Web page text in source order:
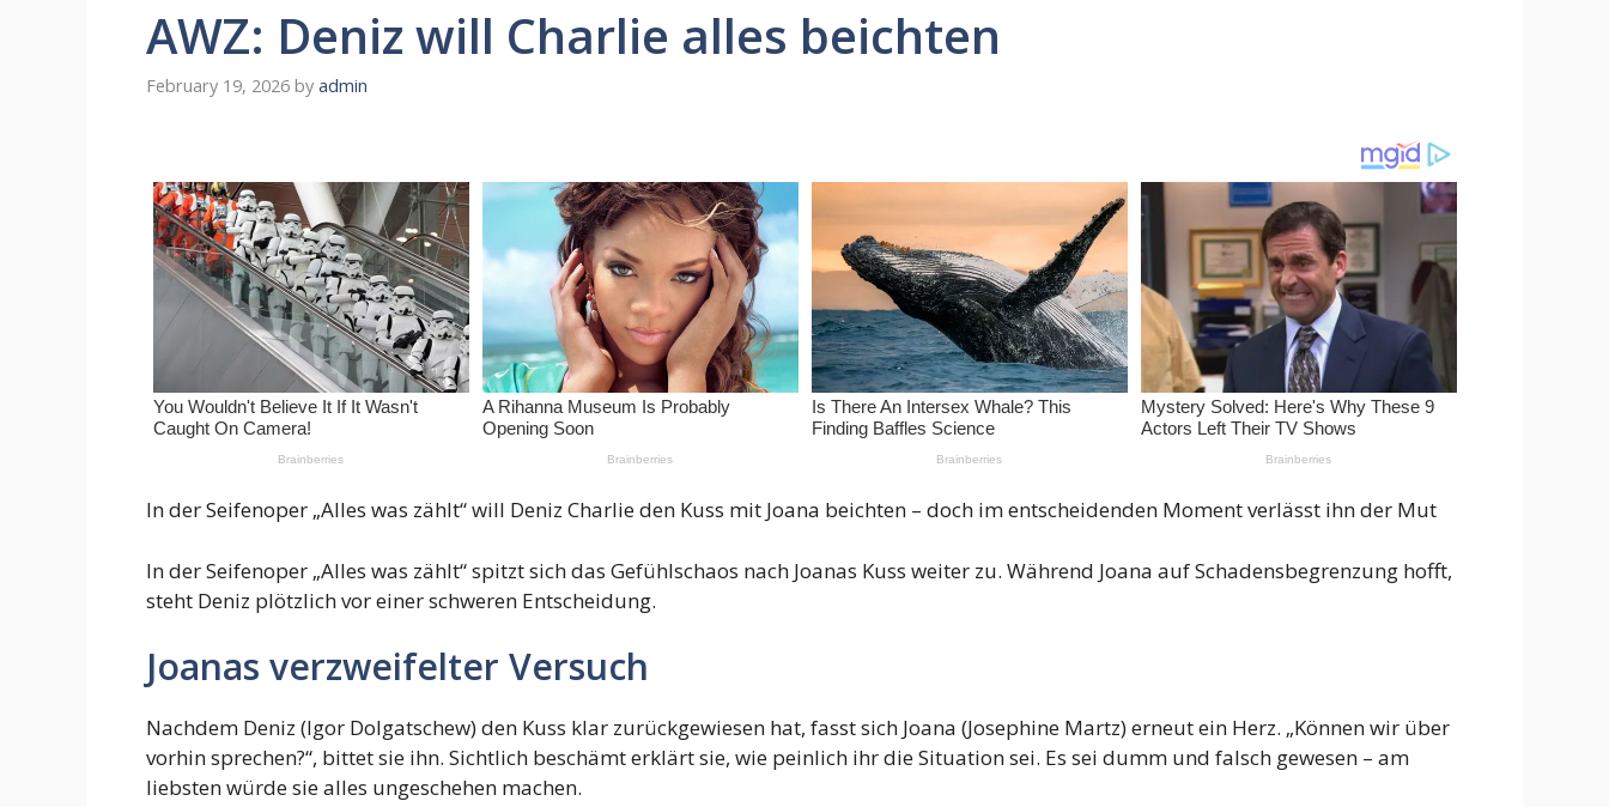
AWZ: Deniz will Charlie alles beichten
February 19, 2026 by admin
In der Seifenoper „Alles was zählt“ will Deniz Charlie den Kuss mit Joana beichten – doch im entscheidenden Moment verlässt ihn der Mut
In der Seifenoper „Alles was zählt“ spitzt sich das Gefühlschaos nach Joanas Kuss weiter zu. Während Joana auf Schadensbegrenzung hofft,
steht Deniz plötzlich vor einer schweren Entscheidung.
Joanas verzweifelter Versuch
Nachdem Deniz (Igor Dolgatschew) den Kuss klar zurückgewiesen hat, fasst sich Joana (Josephine Martz) erneut ein Herz. „Können wir über
vorhin sprechen?“, bittet sie ihn. Sichtlich beschämt erklärt sie, wie peinlich ihr die Situation sei. Es sei dumm und falsch gewesen – am
liebsten würde sie alles ungeschehen machen.